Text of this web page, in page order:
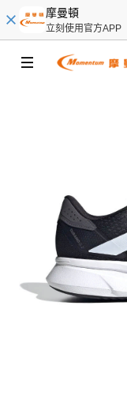
摩曼頓
立刻使用官方APP